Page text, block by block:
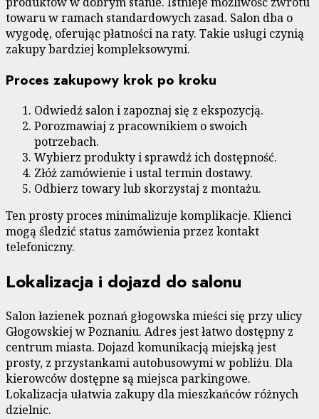
towaru w ramach standardowych zasad. Salon dba o
wygodę, oferując płatności na raty. Takie usługi czynią
zakupy bardziej kompleksowymi.
Proces zakupowy krok po kroku
Odwiedź salon i zapoznaj się z ekspozycją.
Porozmawiaj z pracownikiem o swoich
potrzebach.
Wybierz produkty i sprawdź ich dostępność.
Złóż zamówienie i ustal termin dostawy.
Odbierz towary lub skorzystaj z montażu.
Ten prosty proces minimalizuje komplikacje. Klienci
mogą śledzić status zamówienia przez kontakt
telefoniczny.
Lokalizacja i dojazd do salonu
Salon łazienek poznań głogowska mieści się przy ulicy
Głogowskiej w Poznaniu. Adres jest łatwo dostępny z
centrum miasta. Dojazd komunikacją miejską jest
prosty, z przystankami autobusowymi w pobliżu. Dla
kierowców dostępne są miejsca parkingowe.
Lokalizacja ułatwia zakupy dla mieszkańców różnych
dzielnic.